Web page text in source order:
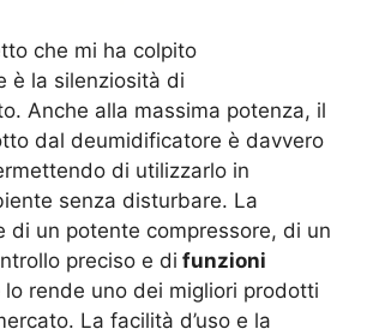
che mi ha colpito
è la silenziosità di
Anche alla massima potenza, il
dal deumidificatore è davvero
di utilizzarlo in
senza disturbare. La
di un potente compressore, di un
preciso e di funzioni
lo rende uno dei migliori prodotti
La facilità d’uso e la